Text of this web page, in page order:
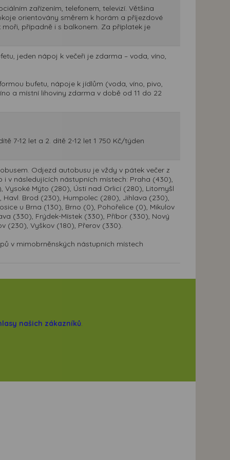
zařízením, telefonem, televizí. Většina
orientovány směrem k horám a příjezdové
případně i s balkonem. Za příplatek je
jeden nápoj k večeři je zdarma – voda, víno,
bufetu, nápoje k jídlům (voda, víno, pivo,
a místní lihoviny zdarma v době od 11 do 22
7-12 let a 2. dítě 2-12 let 1 750 Kč/týden
Odjezd autobusu je vždy v pátek večer z
v následujících nástupních místech: Praha (430),
Mýto (280), Ústí nad Orlicí (280), Litomyšl
Brod (230), Humpolec (280), Jihlava (230),
u Brna (130), Brno (0), Pohořelice (0), Mikulov
(330), Frýdek-Místek (330), Příbor (330), Nový
(230), Vyškov (180), Přerov (330).
v mimobrněnských nástupních místech
našich zákazníků.